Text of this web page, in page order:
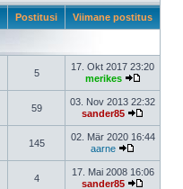
Postitusi Viimane postitus
5
17. Okt 2017 23:20
merikes
59
03. Nov 2013 22:32
sander85
145
02. Mär 2020 16:44
aarne
4
17. Mai 2008 16:06
sander85